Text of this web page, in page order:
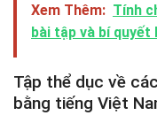
Xem Thêm: Tính
bài tập và bí quyết
Tập thể dục về
bằng tiếng Việt